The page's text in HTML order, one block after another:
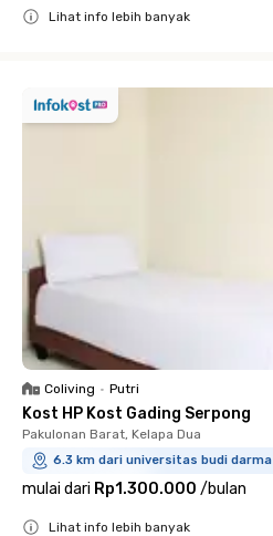
Lihat info lebih banyak
Coliving • Putri
Kost HP Kost Gading Serpong
Pakulonan Barat, Kelapa Dua
6.3 km dari universitas budi darma
mulai dari Rp1.300.000 /bulan
Lihat info lebih banyak